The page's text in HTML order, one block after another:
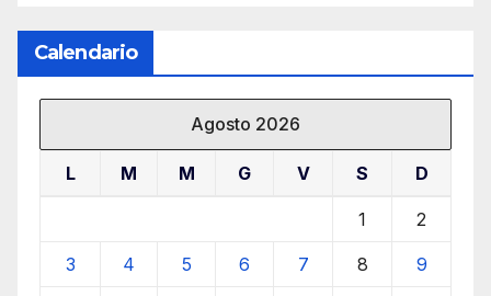
Calendario
Agosto 2026
L M M G V S D
1 2
3 4 5 6 7 8 9